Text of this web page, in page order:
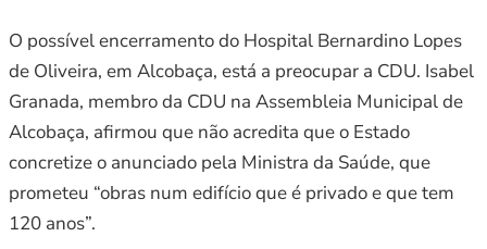
O possível encerramento do Hospital Bernardino Lopes
de Oliveira, em Alcobaça, está a preocupar a CDU. Isabel
Granada, membro da CDU na Assembleia Municipal de
Alcobaça, afirmou que não acredita que o Estado
concretize o anunciado pela Ministra da Saúde, que
prometeu “obras num edifício que é privado e que tem
120 anos”.